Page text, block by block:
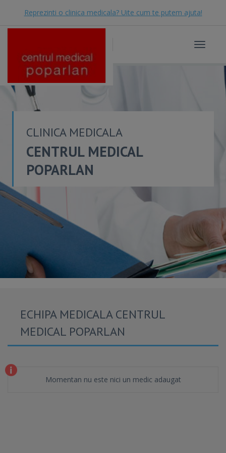
Reprezinti o clinica medicala? Uite cum te putem ajuta!
Toggle
CLINICA MEDICALA
CENTRUL MEDICAL
POPARLAN
ECHIPA MEDICALA CENTRUL
MEDICAL POPARLAN
Momentan nu este nici un medic adaugat